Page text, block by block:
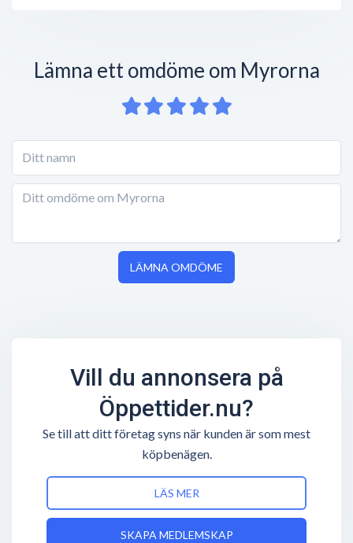
Lämna ett omdöme om Myrorna
LÄMNA OMDÖME
Vill du annonsera på
Öppettider.nu?
Se till att ditt företag syns när kunden är som mest
köpbenägen.
LÄS MER
SKAPA MEDLEMSKAP